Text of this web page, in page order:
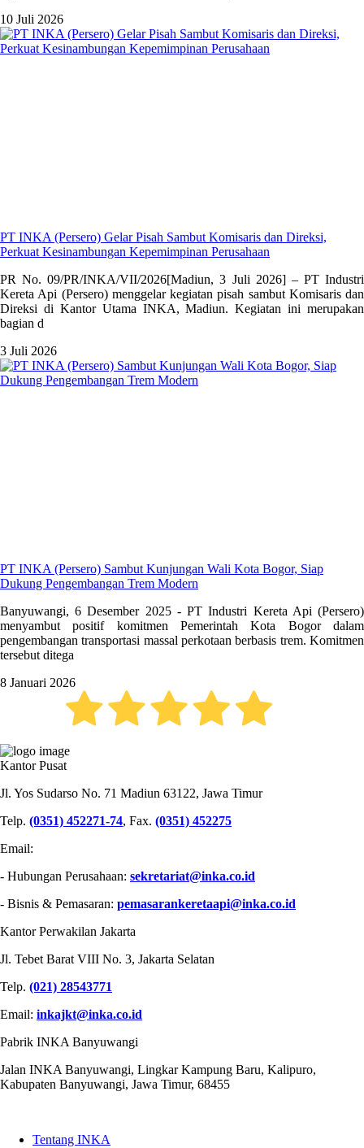
10 Juli 2026
PT INKA (Persero) Gelar Pisah Sambut Komisaris dan Direksi,
Perkuat Kesinambungan Kepemimpinan Perusahaan
PR No. 09/PR/INKA/VII/2026[Madiun, 3 Juli 2026] – PT Industri
Kereta Api (Persero) menggelar kegiatan pisah sambut Komisaris dan
Direksi di Kantor Utama INKA, Madiun. Kegiatan ini merupakan
bagian d
3 Juli 2026
PT INKA (Persero) Sambut Kunjungan Wali Kota Bogor, Siap
Dukung Pengembangan Trem Modern
Banyuwangi, 6 Desember 2025 - PT Industri Kereta Api (Persero)
menyambut positif komitmen Pemerintah Kota Bogor dalam
pengembangan transportasi massal perkotaan berbasis trem. Komitmen
tersebut ditega
8 Januari 2026
Kantor Pusat
Jl. Yos Sudarso No. 71 Madiun 63122, Jawa Timur
Telp. (0351) 452271-74, Fax. (0351) 452275
Email:
- Hubungan Perusahaan: sekretariat@inka.co.id
- Bisnis & Pemasaran: pemasarankeretaapi@inka.co.id
Kantor Perwakilan Jakarta
Jl. Tebet Barat VIII No. 3, Jakarta Selatan
Telp. (021) 28543771
Email: inkajkt@inka.co.id
Pabrik INKA Banyuwangi
Jalan INKA Banyuwangi, Lingkar Kampung Baru, Kalipuro,
Kabupaten Banyuwangi, Jawa Timur, 68455
Tentang INKA